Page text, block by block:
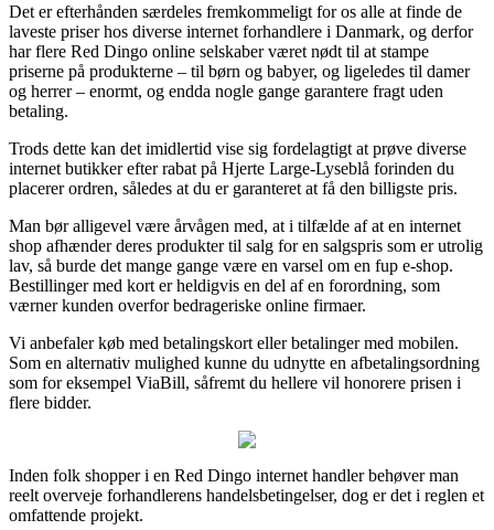
Det er efterhånden særdeles fremkommeligt for os alle at finde de
laveste priser hos diverse internet forhandlere i Danmark, og derfor
har flere Red Dingo online selskaber været nødt til at stampe
priserne på produkterne – til børn og babyer, og ligeledes til damer
og herrer – enormt, og endda nogle gange garantere fragt uden
betaling.
Trods dette kan det imidlertid vise sig fordelagtigt at prøve diverse
internet butikker efter rabat på Hjerte Large-Lyseblå forinden du
placerer ordren, således at du er garanteret at få den billigste pris.
Man bør alligevel være årvågen med, at i tilfælde af at en internet
shop afhænder deres produkter til salg for en salgspris som er utrolig
lav, så burde det mange gange være en varsel om en fup e-shop.
Bestillinger med kort er heldigvis en del af en forordning, som
værner kunden overfor bedrageriske online firmaer.
Vi anbefaler køb med betalingskort eller betalinger med mobilen.
Som en alternativ mulighed kunne du udnytte en afbetalingsordning
som for eksempel ViaBill, såfremt du hellere vil honorere prisen i
flere bidder.
Inden folk shopper i en Red Dingo internet handler behøver man
reelt overveje forhandlerens handelsbetingelser, dog er det i reglen et
omfattende projekt.